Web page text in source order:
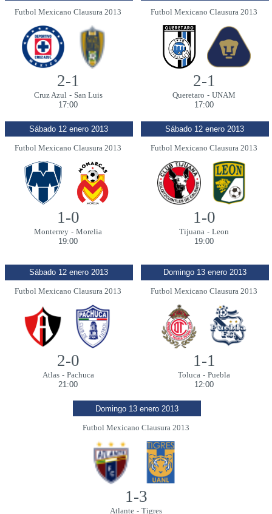
Futbol Mexicano Clausura 2013
2-1
Cruz Azul - San Luis
17:00
Futbol Mexicano Clausura 2013
2-1
Queretaro - UNAM
17:00
Sábado 12 enero 2013
Futbol Mexicano Clausura 2013
1-0
Monterrey - Morelia
19:00
Sábado 12 enero 2013
Futbol Mexicano Clausura 2013
1-0
Tijuana - Leon
19:00
Sábado 12 enero 2013
Futbol Mexicano Clausura 2013
2-0
Atlas- Pachuca
21:00
Domingo 13 enero 2013
Futbol Mexicano Clausura 2013
1-1
Toluca - Puebla
12:00
Domingo 13 enero 2013
Futbol Mexicano Clausura 2013
1-3
Atlante - Tigres